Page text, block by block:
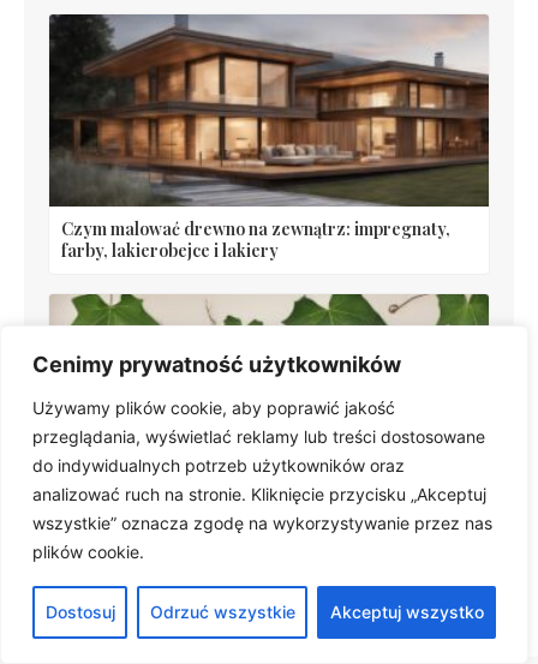
Cenimy prywatność użytkowników
Używamy plików cookie, aby poprawić jakość
przeglądania, wyświetlać reklamy lub treści dostosowane
do indywidualnych potrzeb użytkowników oraz
analizować ruch na stronie. Kliknięcie przycisku „Akceptuj
wszystkie” oznacza zgodę na wykorzystywanie przez nas
plików cookie.
Dostosuj Odrzuć wszystkie Akceptuj wszystko
Czym malować drewno na zewnątrz: impregnaty,
farby, lakierobejce i lakiery
Dlaczego bluszcz usycha? Pielęgnacja bluszczu
doniczkowego w domu